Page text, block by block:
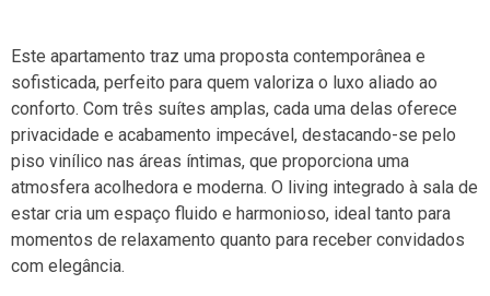
Este apartamento traz uma proposta contemporânea e
sofisticada, perfeito para quem valoriza o luxo aliado ao
conforto. Com três suítes amplas, cada uma delas oferece
privacidade e acabamento impecável, destacando-se pelo
piso vinílico nas áreas íntimas, que proporciona uma
atmosfera acolhedora e moderna. O living integrado à sala de
estar cria um espaço fluido e harmonioso, ideal tanto para
momentos de relaxamento quanto para receber convidados
com elegância.